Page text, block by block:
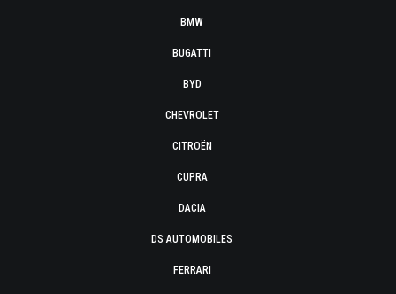
BMW
BUGATTI
BYD
CHEVROLET
CITROËN
CUPRA
DACIA
DS AUTOMOBILES
FERRARI